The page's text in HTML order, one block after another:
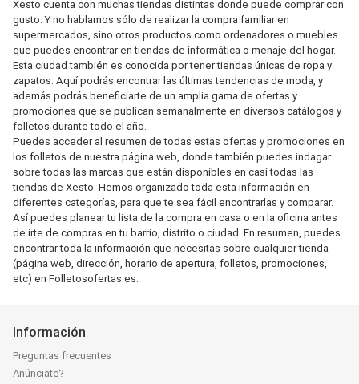
Xesto cuenta con muchas tiendas distintas donde puede comprar con
gusto. Y no hablamos sólo de realizar la compra familiar en
supermercados, sino otros productos como ordenadores o muebles
que puedes encontrar en tiendas de informática o menaje del hogar.
Esta ciudad también es conocida por tener tiendas únicas de ropa y
zapatos. Aquí podrás encontrar las últimas tendencias de moda, y
además podrás beneficiarte de un amplia gama de ofertas y
promociones que se publican semanalmente en diversos catálogos y
folletos durante todo el año.
Puedes acceder al resumen de todas estas ofertas y promociones en
los folletos de nuestra página web, donde también puedes indagar
sobre todas las marcas que están disponibles en casi todas las
tiendas de Xesto. Hemos organizado toda esta información en
diferentes categorías, para que te sea fácil encontrarlas y comparar.
Así puedes planear tu lista de la compra en casa o en la oficina antes
de irte de compras en tu barrio, distrito o ciudad. En resumen, puedes
encontrar toda la información que necesitas sobre cualquier tienda
(página web, dirección, horario de apertura, folletos, promociones,
etc) en Folletosofertas.es.
Información
Preguntas frecuentes
Anúnciate?